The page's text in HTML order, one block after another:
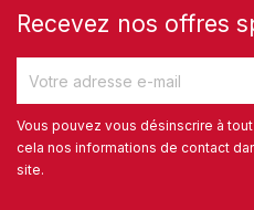
Recevez nos offres
Vous pouvez vous désinscrire à
cela nos informations de contact
site.